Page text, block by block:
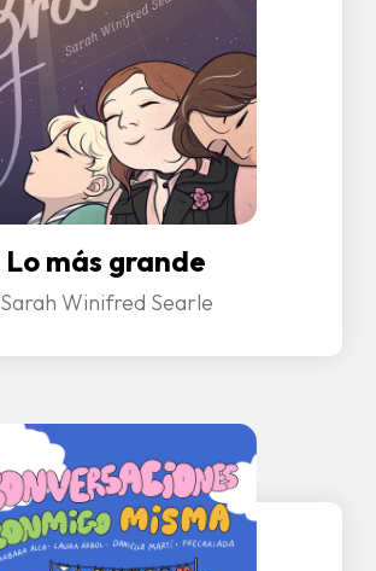
Lo más grande
Sarah Winifred Searle